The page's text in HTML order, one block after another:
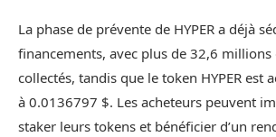
La phase de prévente de HYPER a déjà
financements, avec plus de 32,6 millions
collectés, tandis que le token HYPER est
à 0.0136797 $. Les acheteurs peuvent
staker leurs tokens et bénéficier d’un